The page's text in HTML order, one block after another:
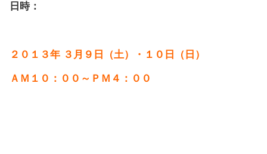
日時：
２０１３年 ３月９日（土）・１０日（日）
ＡＭ１０：００～ＰＭ４：００